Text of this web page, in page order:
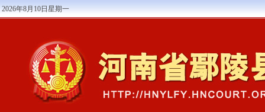
2026年8月10日星期一